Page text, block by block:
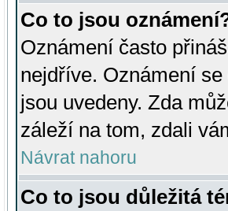
Co to jsou
Oznámení často
nejdříve. Oznámení
jsou uvedeny. Zda
záleží na tom, zdali
Návrat nahoru
Co to jsou důležitá